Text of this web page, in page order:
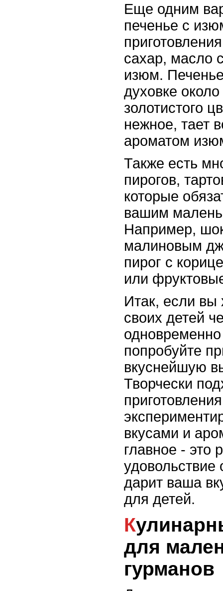
Еще одним
печенье с
сахар, масло
изюм.
духовке
золотистого
нежное, тает
ароматом
Также есть
пирогов,
которые
вашим
Например,
малиновым
пирог с
или
Итак, если вы
своих детей
попробуйте
вкуснейшую
Творчески
вкусами и
главное - это
удовольствие
дарит ваша
для детей.
Кулинарные фантазии
для
гурманов